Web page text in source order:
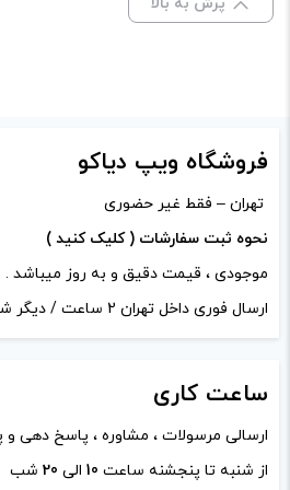
نام *
ایمیل
ذخیره نام، ایمیل و وبسایت من در
دیدگاهی می‌نویسم.
صاف
کنید.
آخرین بروزرسانی
قیمت: 13 ساعت پیش
تمامی قیمت ها بروز
هستند.
+
افزودن به سبد خرید
پرش به بالا
فروشگاه ویپ دیاکو
تهران – فقط غیر حضوری
نحوه ثبت سفارشات ( کلیک کنید )
موجودی ، قیمت دقیق و به روز میباشد .
ارسال فوری داخل تهران 2 ساعت / دیگر شهرها 2 تا 4 روز
ساعت کاری
ارسالی مرسولات ، مشاوره ، پاسخ دهی و
از شنبه تا پنجشنه ساعت 10 الی 20 شب